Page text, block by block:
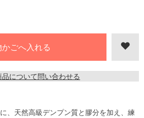
品について問い合わせる
、天然高級デンプン質と膠分を加え、練